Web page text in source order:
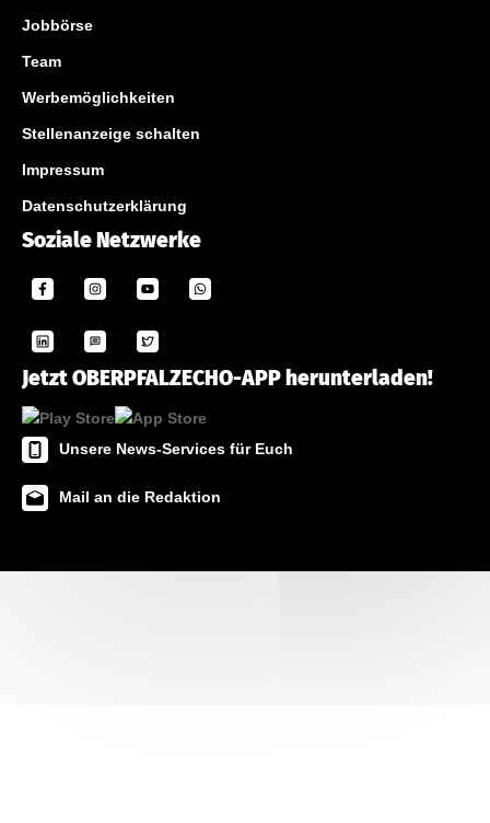
Jobbörse
Team
Werbemöglichkeiten
Stellenanzeige schalten
Impressum
Datenschutzerklärung
Soziale Netzwerke
Jetzt OBERPFALZECHO-APP herunterladen!
Unsere News-Services für Euch
Mail an die Redaktion